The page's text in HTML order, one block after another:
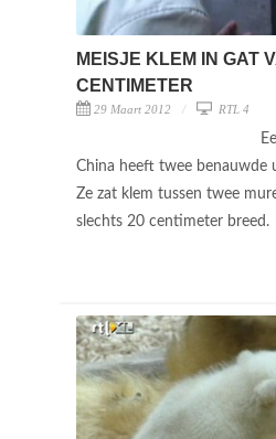
MEISJE KLEM IN GAT
CENTIMETER
29 Maart 2012 RTL 4
China heeft twee benauwde
Ze zat klem tussen twee
slechts 20 centimeter breed.